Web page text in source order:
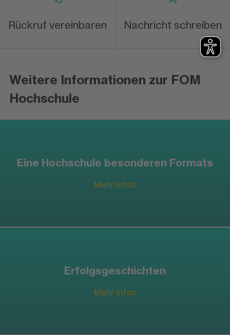
Rückruf vereinbaren Nachricht schreiben
Weitere Informationen zur FOM
Hochschule
Eine Hochschule besonderen Formats
Mehr Infos
Erfolgsgeschichten
Mehr Infos